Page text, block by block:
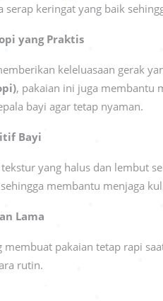
keringat yang baik
yang Praktis
keleluasaan gerak
, pakaian ini juga membantu
bayi agar tetap nyaman.
Bayi
yang halus dan lembut
membantu menjaga
Lama
pakaian tetap rapi
rutin.